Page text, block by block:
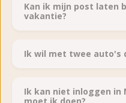
Kan ik mijn post laten
vakantie?
Ik wil met twee auto's
Ik kan niet inloggen in